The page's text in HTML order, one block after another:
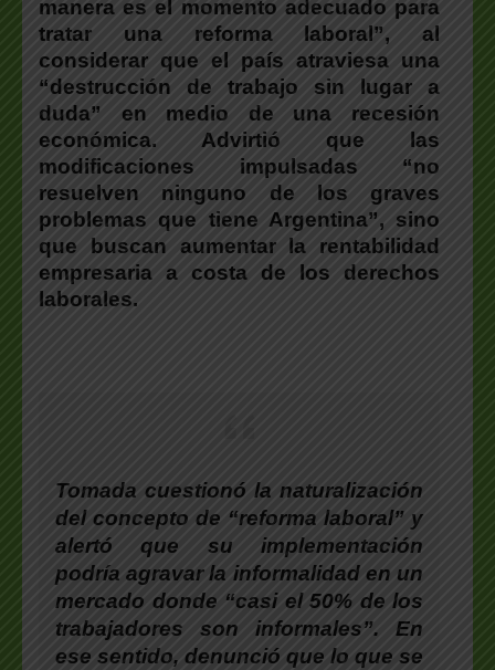
manera es el momento adecuado para
tratar una reforma laboral”, al
considerar que el país atraviesa una
“destrucción de trabajo sin lugar a
duda” en medio de una recesión
económica. Advirtió que las
modificaciones impulsadas “no
resuelven ninguno de los graves
problemas que tiene Argentina”, sino
que buscan aumentar la rentabilidad
empresaria a costa de los derechos
laborales.
Tomada cuestionó la naturalización
del concepto de “reforma laboral” y
alertó que su implementación
podría agravar la informalidad en un
mercado donde “casi el 50% de los
trabajadores son informales”. En
ese sentido, denunció que lo que se